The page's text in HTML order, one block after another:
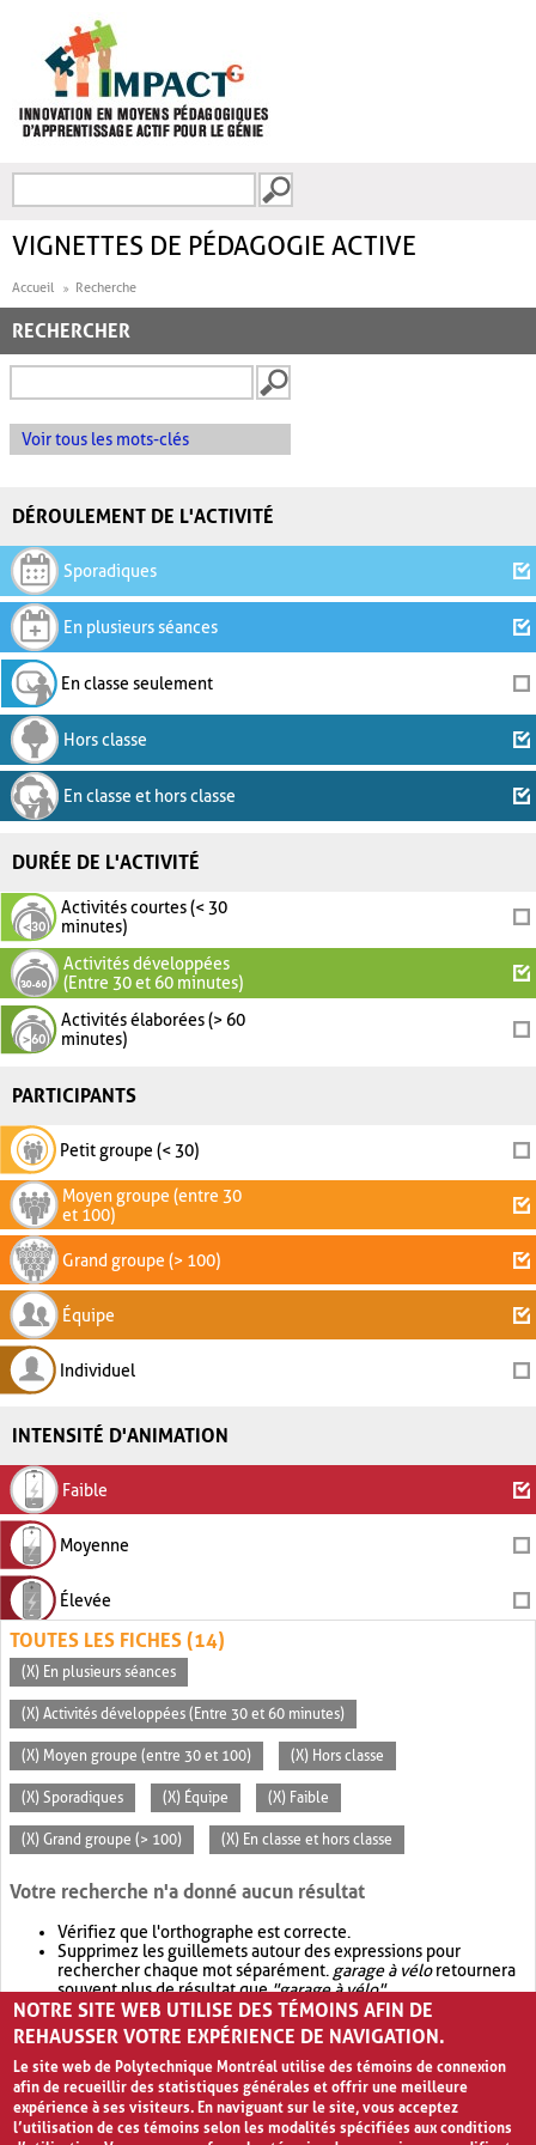
FORMULAIRE DE
VIGNETTES DE PÉDAGOGIE ACTIVE
Accueil Recherche
RECHERCHER
Voir tous les mots-clés
DÉROULEMENT DE L'ACTIVITÉ
Sporadiques
En plusieurs séances
En classe seulement
Hors classe
En classe et hors classe
DURÉE DE L'ACTIVITÉ
Activités courtes (< 30
minutes)
Activités développées
(Entre 30 et 60 minutes)
Activités élaborées (> 60
minutes)
PARTICIPANTS
Petit groupe (< 30)
Moyen groupe (entre 30
et 100)
Grand groupe (> 100)
Équipe
Individuel
INTENSITÉ D'ANIMATION
Faible
Moyenne
Élevée
TOUTES LES FICHES (14)
(X) En plusieurs séances
(X) Activités développées (Entre 30 et 60 minutes)
(X) Moyen groupe (entre 30 et 100) (X) Hors classe
(X) Sporadiques (X) Équipe (X) Faible
(X) Grand groupe (> 100) (X) En classe et hors classe
Votre recherche n'a donné aucun résultat
Vérifiez que l'orthographe est correcte.
Supprimez les guillemets autour des expressions pour
rechercher chaque mot séparément. garage à véloretournera
souvent plus de résultat que"garage à vélo".
Envisagez d'élargir votre recherche avec OR.garage OR vélo
retournera souvent plus de résultat quegarage à vélo
NOTRE SITE WEB UTILISE DES TÉMOINS AFIN DE
REHAUSSER VOTRE EXPÉRIENCE DE NAVIGATION.
Le site web de Polytechnique Montréal utilise des témoins de connexion
afin de recueillir des statistiques générales et offrir une meilleure
expérience à ses visiteurs. En naviguant sur le site, vous acceptez
l’utilisation de ces témoins selon les modalités spécifiées aux conditions